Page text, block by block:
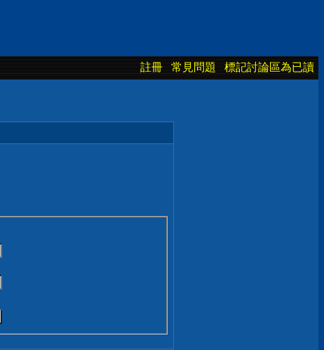
註冊 常見問題 標記討論區為已讀